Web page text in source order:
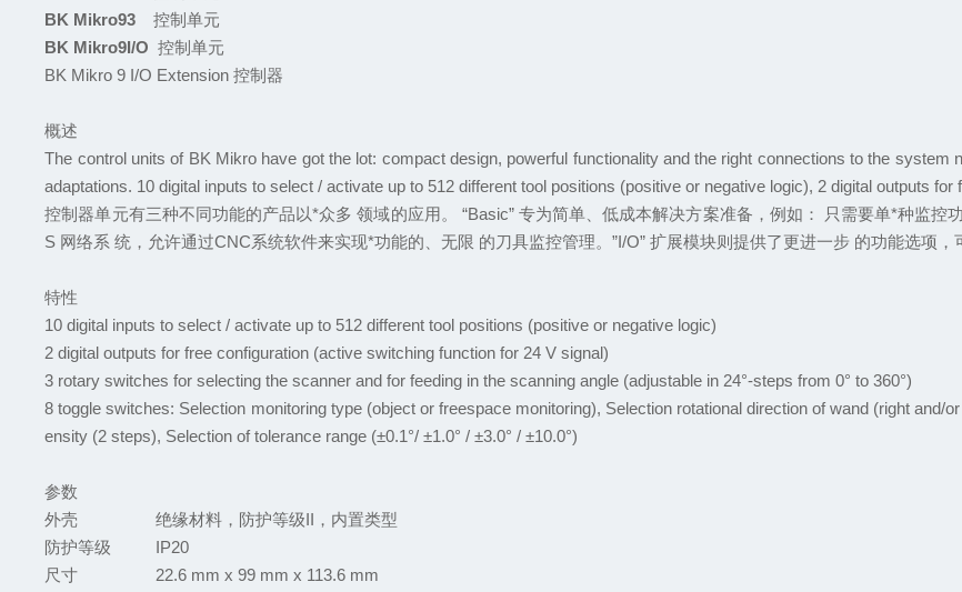
BK Mikro93
控制单元
BK Mikro9I/O 控制单元
BK Mikro 9 I/O Extension控制器
概述
The control units of BK Mikro have got the lot: compact design, powerful functionality and the right connections to the
adaptations. 10 digital inputs to select / activate up to 512 different tool positions (positive or negative logic), 2 digital outputs
控制器单元有三种不同功能的产品以*众多 领域的应用 。 “Basic” 专为简单 、低成本解决方案准备 ， 例如 ： 只需要单*种监控
S 网络系 统 ， 允许通过CNC系统软件来实现*功能的 、无限 的刀具监控管理。”I/O”扩展模块则提供了更进一步 的功能选项 ，
特性
10 digital inputs to select / activate up to 512 different tool positions (positive or negative logic)
2 digital outputs for free configuration (active switching function for 24 V signal)
3 rotary switches for selecting the scanner and for feeding in the scanning angle (adjustable in 24°-steps from 0° to 360°)
8 toggle switches: Selection monitoring type (object or freespace monitoring), Selection rotational direction of wand (right and/
ensity (2 steps), Selection of tolerance range (±0.1°/ ±1.0° / ±3.0° / ±10.0°)
参数
外壳
绝缘材料 ， 防护等级II， 内置类型
防护等级
IP20
尺寸
22.6 mm x 99 mm x 113.6 mm